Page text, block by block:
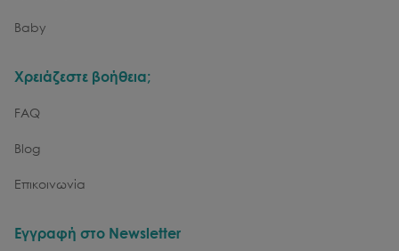
Baby
Χρειάζεστε βοήθεια;
FAQ
Blog
Επικοινωνία
Εγγραφή στο Newsletter